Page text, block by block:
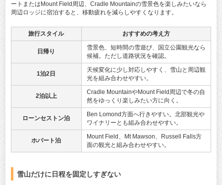
ートまたはMount Field周辺、Cradle Mountainの雪景色を楽しみたいなら
周辺ロッジに宿泊すると、移動疲れを減らしやすくなります。
旅行スタイル おすすめの考え方
日帰り
雪景色、短時間の雪遊び、国立公園観光なら
候補。ただし道路状況を確認。
1泊2日
天候変化に少し対応しやすく、雪山と周辺観
光を組み合わせやすい。
2泊以上
Cradle MountainやMount Field周辺で冬の自
然をゆっくり楽しみたい方に向く。
ローンセストン泊
Ben Lomond方面へ行きやすい。北部観光や
ワイナリーとも組み合わせやすい。
ホバート泊
Mount Field、Mt Mawson、Russell Falls方
面の観光と組み合わせやすい。
雪山だけに日程を固定しすぎない